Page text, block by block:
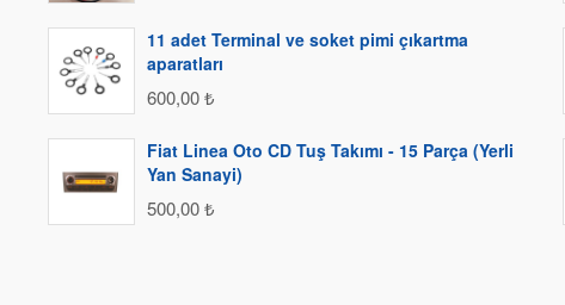
11 adet Terminal ve soket pimi çıkartma
aparatları
600,00₺
Fiat Linea Oto CD Tuş Takımı - 15 Parça (Yerli
Yan Sanayi)
500,00₺